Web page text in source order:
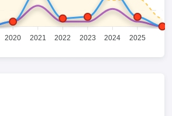
2020 2021 2022 2023 2024 2025